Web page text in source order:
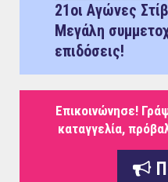
21οι Αγώνες
Μεγάλη
επιδόσεις!
Επικοινώνησε!
καταγγελία,